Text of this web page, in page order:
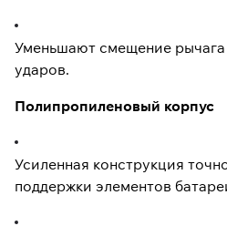
Уменьшают смещение рычага
ударов.
Полипропиленовый корпус
Усиленная конструкция
поддержки элементов